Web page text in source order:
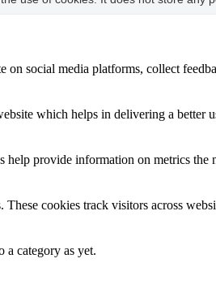
social media platforms, collect
which helps in delivering a better
provide information on metrics the
cookies track visitors across
a category as yet.